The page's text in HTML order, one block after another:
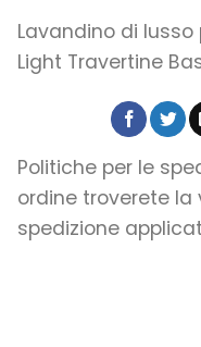
Lavandino di lusso
Light Travertine
Politiche per le
ordine troverete
spedizione